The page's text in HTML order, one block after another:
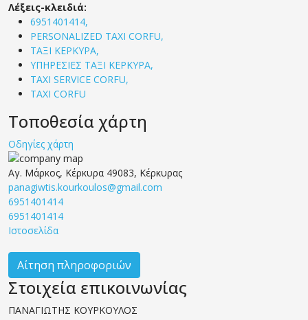
Λέξεις-κλειδιά:
6951401414,
PERSONALIZED TAXI CORFU,
ΤΑΞΙ ΚΕΡΚΥΡΑ,
ΥΠΗΡΕΣΙΕΣ ΤΑΞΙ ΚΕΡΚΥΡΑ,
TAXI SERVICE CORFU,
TAXI CORFU
Τοποθεσία χάρτη
Οδηγίες χάρτη
Αγ. Μάρκος, Κέρκυρα 49083, Κέρκυρας
panagiwtis.kourkoulos@gmail.com
6951401414
6951401414
Ιστοσελίδα
Αίτηση πληροφοριών
Στοιχεία επικοινωνίας
ΠΑΝΑΓΙΩΤΗΣ ΚΟΥΡΚΟΥΛΟΣ